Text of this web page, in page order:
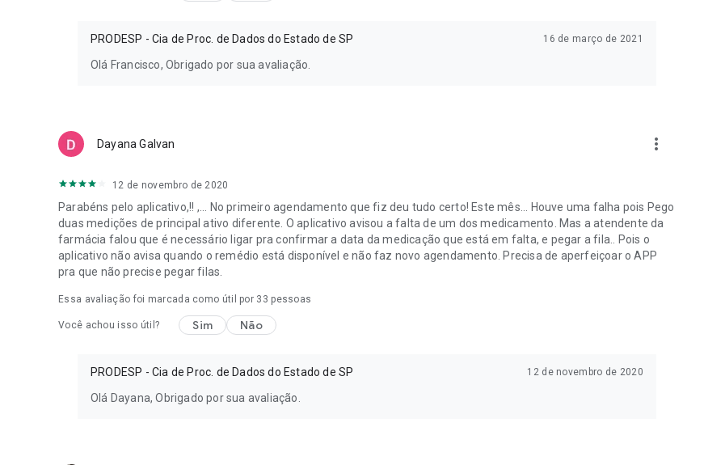
PRODESP - Cia de Proc. de Dados do Estado de SP 16 de março de 2021
Olá Francisco, Obrigado por sua avaliação.
Dayana Galvan more_vert
12 de novembro de 2020
Parabéns pelo aplicativo,!! ,... No primeiro agendamento que fiz deu tudo certo! Este mês... Houve uma falha pois Pego
duas medições de principal ativo diferente. O aplicativo avisou a falta de um dos medicamento. Mas a atendente da
farmácia falou que é necessário ligar pra confirmar a data da medicação que está em falta, e pegar a fila.. Pois o
aplicativo não avisa quando o remédio está disponível e não faz novo agendamento. Precisa de aperfeiçoar o APP
pra que não precise pegar filas.
Essa avaliação foi marcada como útil por 33 pessoas
Você achou isso útil? Sim Não
PRODESP - Cia de Proc. de Dados do Estado de SP 12 de novembro de 2020
Olá Dayana, Obrigado por sua avaliação.